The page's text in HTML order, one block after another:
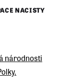
NACISTY